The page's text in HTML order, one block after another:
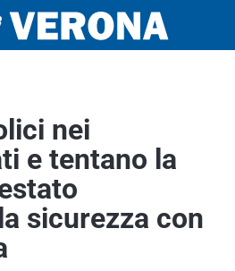
nei
e tentano la
sicurezza con